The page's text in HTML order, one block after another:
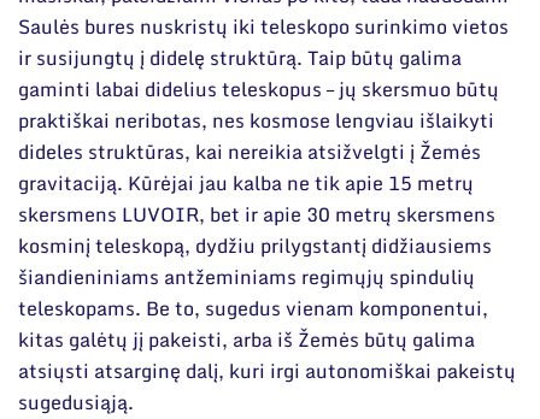
Saulės bures nuskristų iki teleskopo surinkimo vietos
ir susijungtų į didelę struktūrą. Taip būtų galima
gaminti labai didelius teleskopus – jų skersmuo būtų
praktiškai neribotas, nes kosmose lengviau išlaikyti
dideles struktūras, kai nereikia atsižvelgti į Žemės
gravitaciją. Kūrėjai jau kalba ne tik apie 15 metrų
skersmens LUVOIR, bet ir apie 30 metrų skersmens
kosminį teleskopą, dydžiu prilygstantį didžiausiems
šiandieniniams antžeminiams regimųjų spindulių
teleskopams. Be to, sugedus vienam komponentui,
kitas galėtų jį pakeisti, arba iš Žemės būtų galima
atsiųsti atsarginę dalį, kuri irgi autonomiškai pakeistų
sugedusiąją.